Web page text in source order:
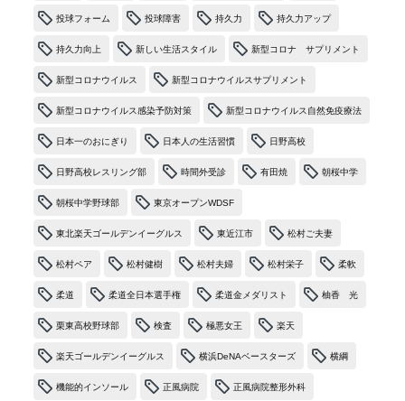
投球フォーム 投球障害 持久力 持久力アップ
持久力向上 新しい生活スタイル 新型コロナ サプリメント
新型コロナウイルス 新型コロナウイルスサプリメント
新型コロナウイルス感染予防対策 新型コロナウイルス自然免疫療法
日本一のおにぎり 日本人の生活習慣 日野高校
日野高校レスリング部 時間外受診 有田焼 朝桜中学
朝桜中学野球部 東京オープンWDSF
東北楽天ゴールデンイーグルス 東近江市 松村ご夫妻
松村ペア 松村健樹 松村夫婦 松村栄子 柔軟
柔道 柔道全日本選手権 柔道金メダリスト 柚香 光
栗東高校野球部 検査 極悪女王 楽天
楽天ゴールデンイーグルス 横浜DeNAベースターズ 横綱
機能的インソール 正風病院 正風病院整形外科